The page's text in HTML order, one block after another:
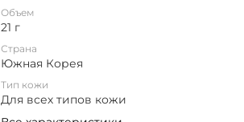
Объем
21 г
Страна
Южная Корея
Тип кожи
Для всех типов кожи